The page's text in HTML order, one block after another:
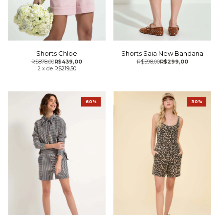
Shorts Chloe
R$439,00
R$878,00
2 x de R$219,50
Shorts Saia New Bandana
R$299,00
R$598,00
60% 30%